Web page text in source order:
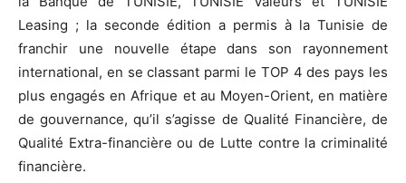
Leasing ; la seconde édition a permis à la Tunisie de
franchir une nouvelle étape dans son rayonnement
international, en se classant parmi le TOP 4 des pays les
plus engagés en Afrique et au Moyen-Orient, en matière
de gouvernance, qu’il s’agisse de Qualité Financière, de
Qualité Extra-financière ou de Lutte contre la criminalité
financière.